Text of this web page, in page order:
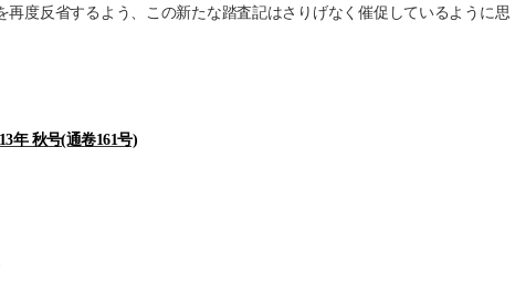
再度反省するよう、この新たな踏査記はさりげなく催促しているように思
年 秋号(通卷161号)